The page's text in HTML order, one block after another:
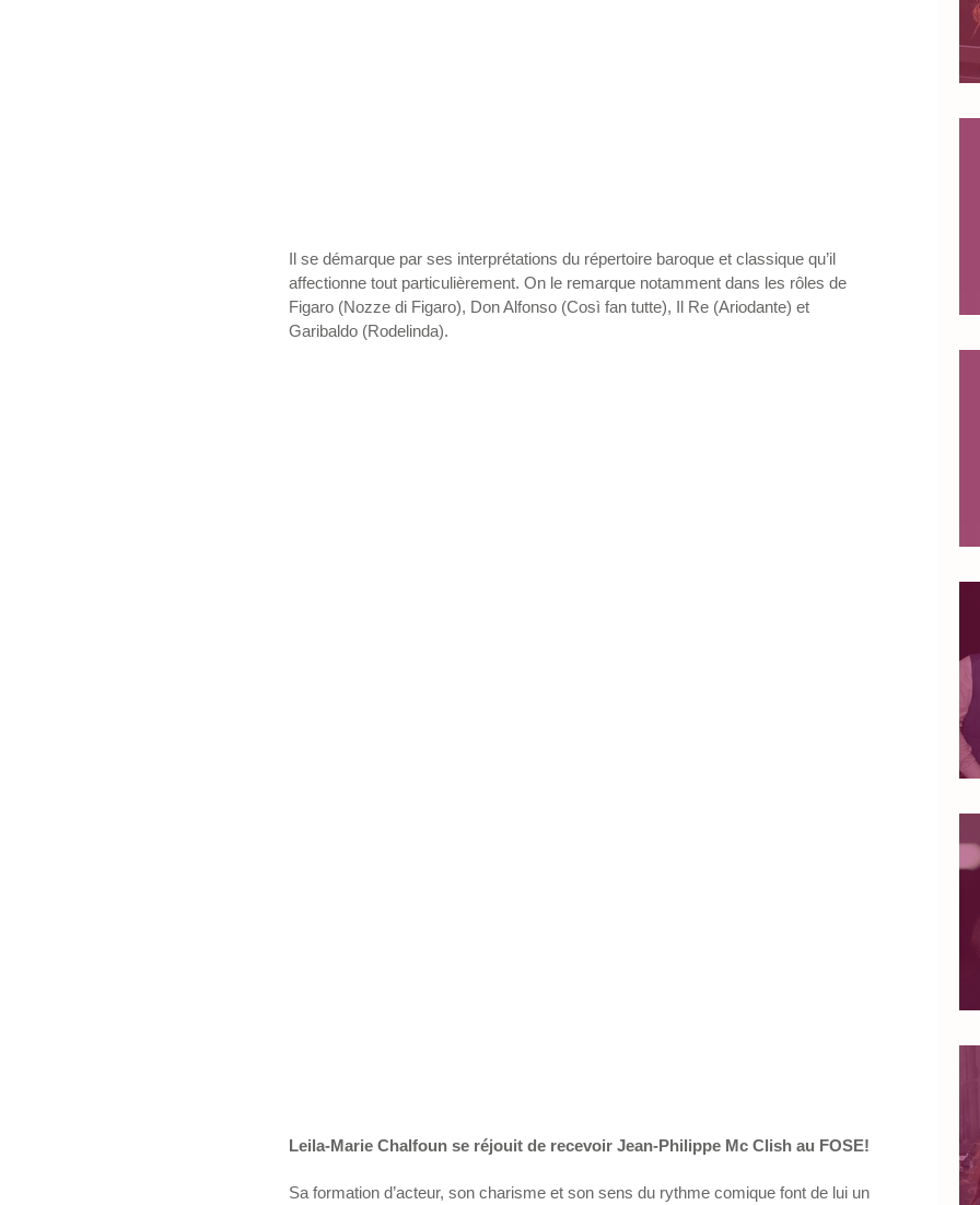
Il se démarque par ses interprétations du répertoire baroque et classique qu’il
affectionne tout particulièrement. On le remarque notamment dans les rôles de
Figaro (Nozze di Figaro), Don Alfonso (Così fan tutte), Il Re (Ariodante) et
Garibaldo (Rodelinda).
Leila-Marie Chalfoun se réjouit de recevoir Jean-Philippe Mc Clish au FOSE!
Sa formation d’acteur, son charisme et son sens du rythme comique font de lui un